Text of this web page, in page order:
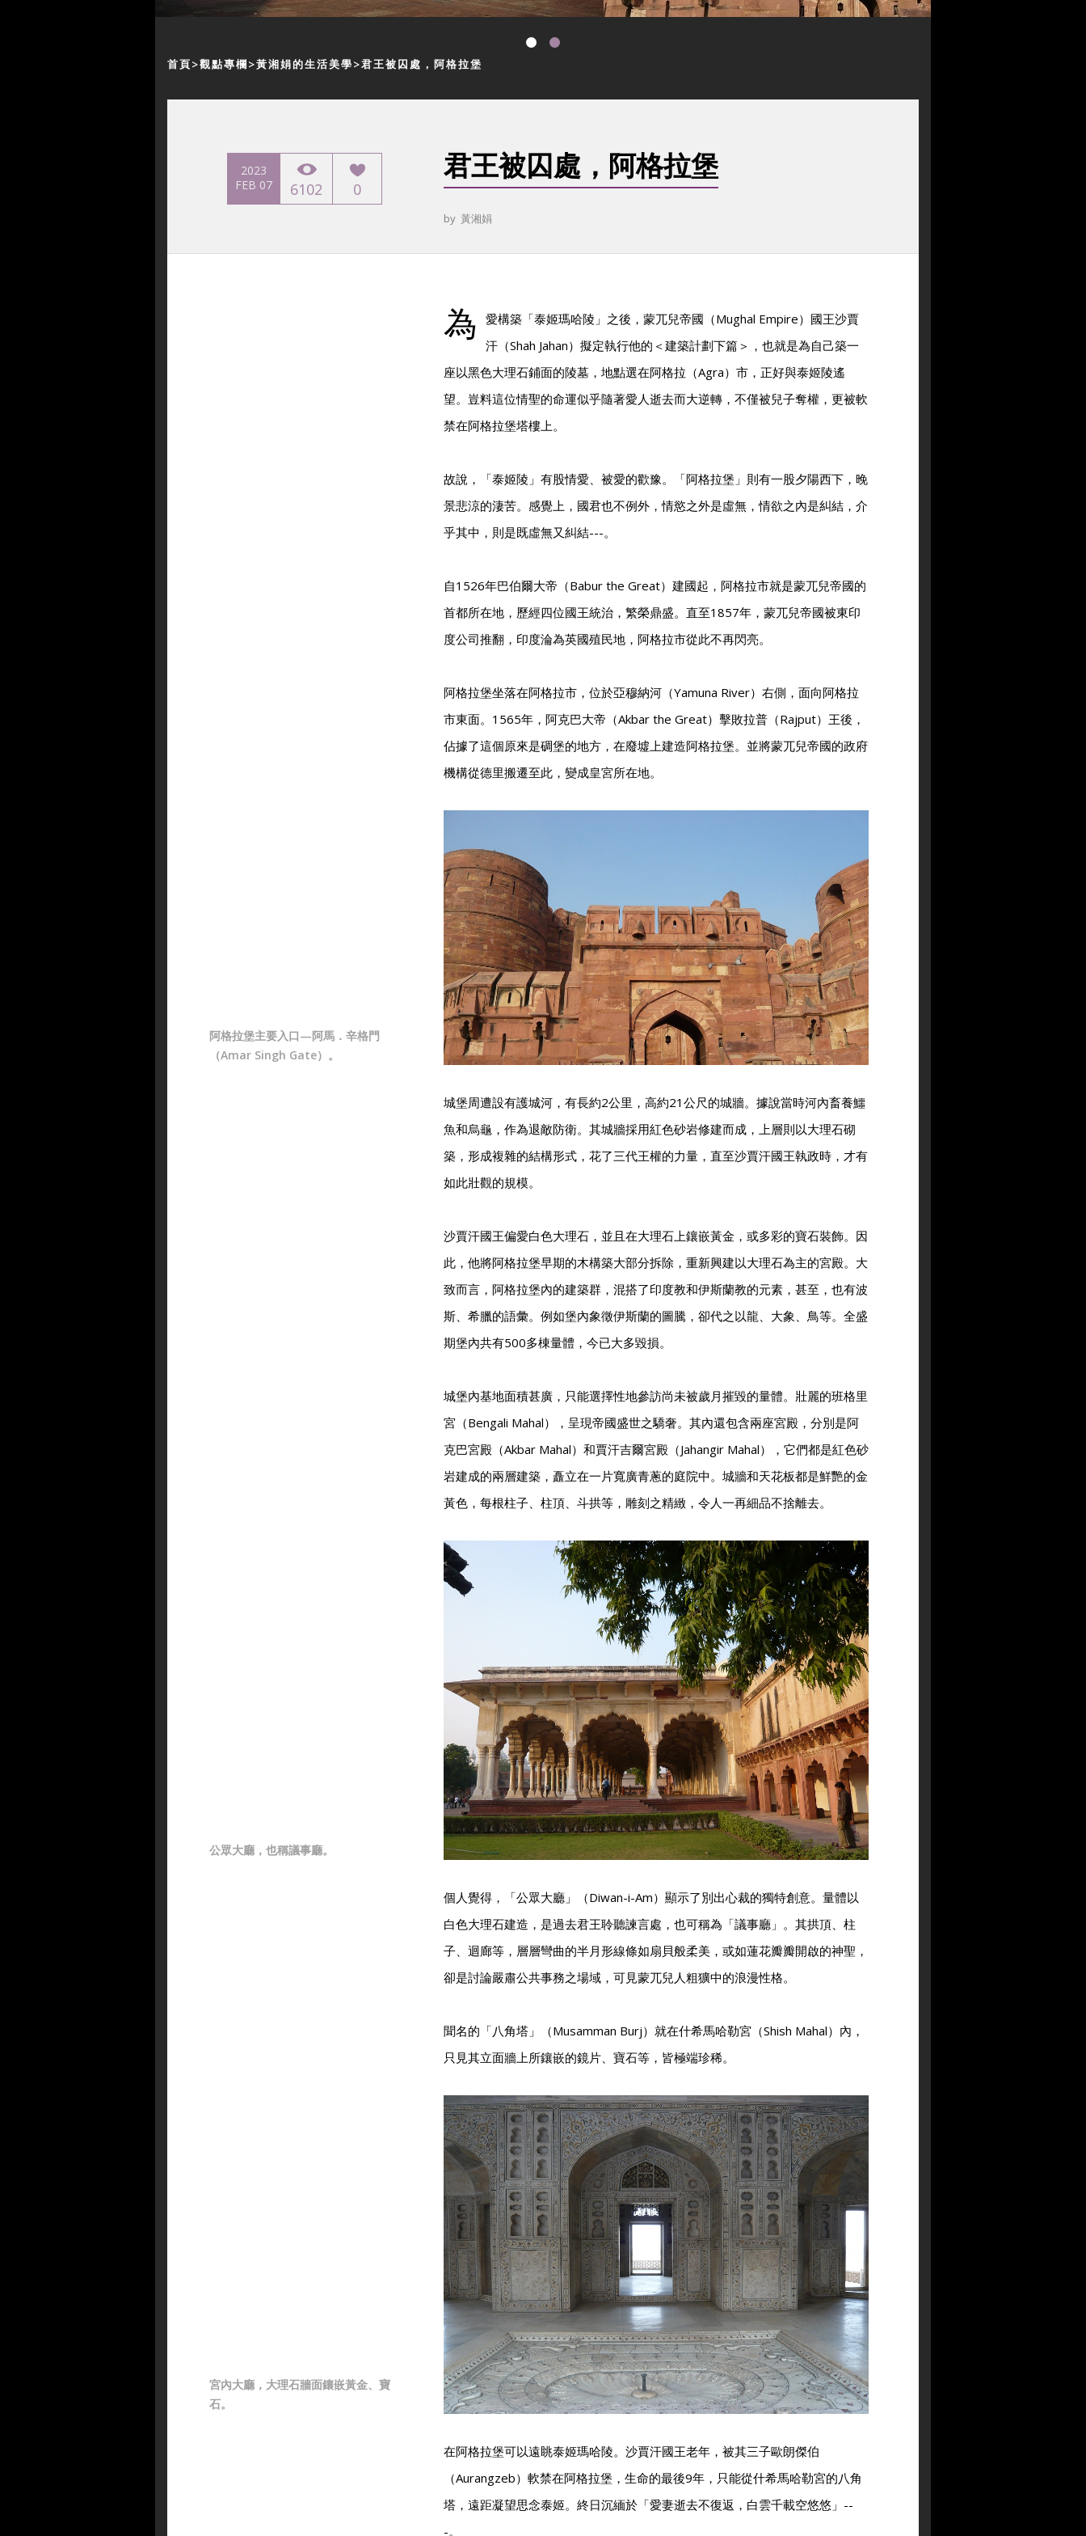
首頁 觀點專欄 黃湘娟的生活美學 君王被囚處，阿格拉堡
2023
FEB 07
6102 0
君王被囚處，阿格拉堡
by 黃湘娟
為 愛構築「泰姬瑪哈陵」之後，蒙兀兒帝國（Mughal Empire）國王沙賈
汗（Shah Jahan）擬定執行他的＜建築計劃下篇＞，也就是為自己築一
座以黑色大理石鋪面的陵墓，地點選在阿格拉（Agra）市，正好與泰姬陵遙
望。豈料這位情聖的命運似乎隨著愛人逝去而大逆轉，不僅被兒子奪權，更被軟
禁在阿格拉堡塔樓上。
故說，「泰姬陵」有股情愛、被愛的歡豫。「阿格拉堡」則有一股夕陽西下，晚
景悲涼的淒苦。感覺上，國君也不例外，情慾之外是虛無，情欲之內是糾結，介
乎其中，則是既虛無又糾結---。
自1526年巴伯爾大帝（Babur the Great）建國起，阿格拉市就是蒙兀兒帝國的
首都所在地，歷經四位國王統治，繁榮鼎盛。直至1857年，蒙兀兒帝國被東印
度公司推翻，印度淪為英國殖民地，阿格拉市從此不再閃亮。
阿格拉堡坐落在阿格拉市，位於亞穆納河（Yamuna River）右側，面向阿格拉
市東面。1565年，阿克巴大帝（Akbar the Great）擊敗拉普（Rajput）王後，
佔據了這個原來是碉堡的地方，在廢墟上建造阿格拉堡。並將蒙兀兒帝國的政府
機構從德里搬遷至此，變成皇宮所在地。
阿格拉堡主要入口—阿馬．辛格門
（Amar Singh Gate）。
城堡周遭設有護城河，有長約2公里，高約21公尺的城牆。據說當時河內畜養鱷
魚和烏龜，作為退敵防衛。其城牆採用紅色砂岩修建而成，上層則以大理石砌
築，形成複雜的結構形式，花了三代王權的力量，直至沙賈汗國王執政時，才有
如此壯觀的規模。
沙賈汗國王偏愛白色大理石，並且在大理石上鑲嵌黃金，或多彩的寶石裝飾。因
此，他將阿格拉堡早期的木構築大部分拆除，重新興建以大理石為主的宮殿。大
致而言，阿格拉堡內的建築群，混搭了印度教和伊斯蘭教的元素，甚至，也有波
斯、希臘的語彙。例如堡內象徵伊斯蘭的圖騰，卻代之以龍、大象、鳥等。全盛
期堡內共有500多棟量體，今已大多毀損。
城堡內基地面積甚廣，只能選擇性地參訪尚未被歲月摧毀的量體。壯麗的班格里
宮（Bengali Mahal），呈現帝國盛世之驕奢。其內還包含兩座宮殿，分別是阿
克巴宮殿（Akbar Mahal）和賈汗吉爾宮殿（Jahangir Mahal），它們都是紅色砂
岩建成的兩層建築，矗立在一片寬廣青蔥的庭院中。城牆和天花板都是鮮艷的金
黃色，每根柱子、柱頂、斗拱等，雕刻之精緻，令人一再細品不捨離去。
公眾大廳，也稱議事廳。
個人覺得，「公眾大廳」（Diwan-i-Am）顯示了別出心裁的獨特創意。量體以
白色大理石建造，是過去君王聆聽諫言處，也可稱為「議事廳」。其拱頂、柱
子、迴廊等，層層彎曲的半月形線條如扇貝般柔美，或如蓮花瓣瓣開啟的神聖，
卻是討論嚴肅公共事務之場域，可見蒙兀兒人粗獷中的浪漫性格。
聞名的「八角塔」（Musamman Burj）就在什希馬哈勒宮（Shish Mahal）內，
只見其立面牆上所鑲嵌的鏡片、寶石等，皆極端珍稀。
宮內大廳，大理石牆面鑲嵌黃金、寶
石。
在阿格拉堡可以遠眺泰姬瑪哈陵。沙賈汗國王老年，被其三子歐朗傑伯
（Aurangzeb）軟禁在阿格拉堡，生命的最後9年，只能從什希馬哈勒宮的八角
塔，遠距凝望思念泰姬。終日沉緬於「愛妻逝去不復返，白雲千載空悠悠」--
-。